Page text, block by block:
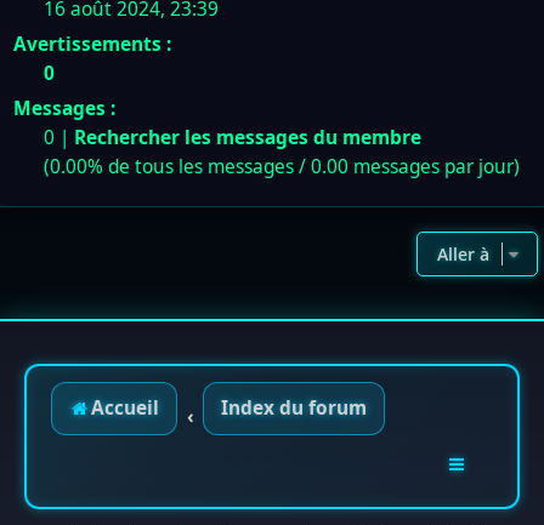
16 août 2024, 23:39
Avertissements :
0
Messages :
0 | Rechercher les messages du membre
(0.00% de tous les messages / 0.00 messages par jour)
Aller à
Accueil Index du forum